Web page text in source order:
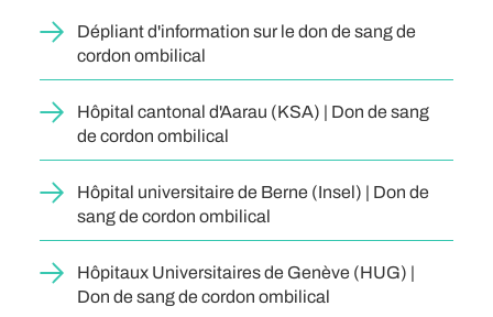
Dépliant d'information sur le don de sang de
cordon ombilical
Hôpital cantonal d'Aarau (KSA) | Don de sang
de cordon ombilical
Hôpital universitaire de Berne (Insel) | Don de
sang de cordon ombilical
Hôpitaux Universitaires de Genève (HUG) |
Don de sang de cordon ombilical